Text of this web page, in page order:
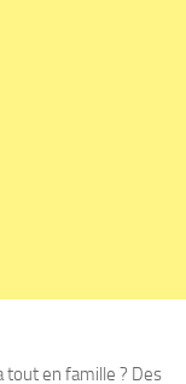
tout en famille ? Des